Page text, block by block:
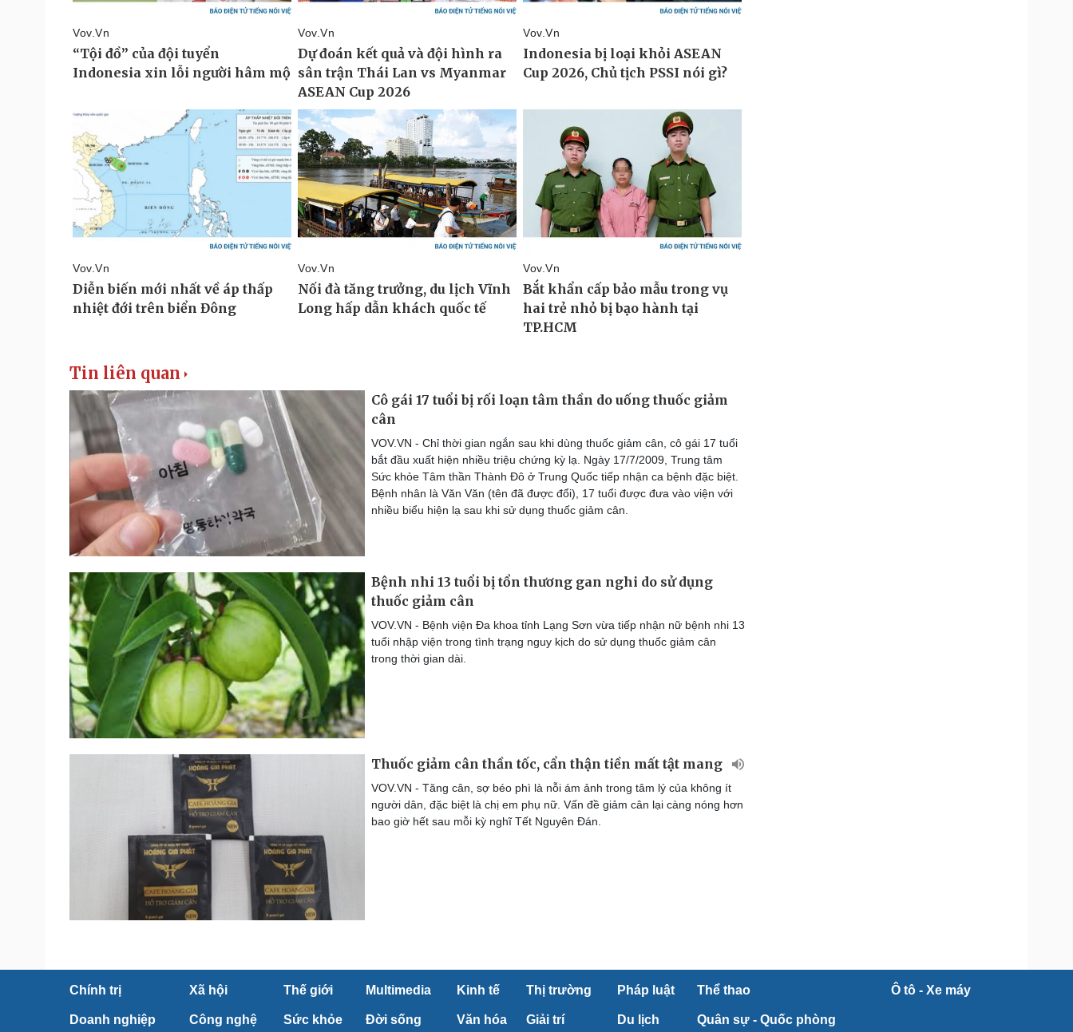
Tin liên quan
Cô gái 17 tuổi bị rối loạn tâm thần do uống thuốc giảm
cân
VOV.VN - Chỉ thời gian ngắn sau khi dùng thuốc giảm cân, cô gái 17 tuổi
bắt đầu xuất hiện nhiều triệu chứng kỳ lạ. Ngày 17/7/2009, Trung tâm
Sức khỏe Tâm thần Thành Đô ở Trung Quốc tiếp nhận ca bệnh đặc biệt.
Bệnh nhân là Văn Văn (tên đã được đổi), 17 tuổi được đưa vào viện với
nhiều biểu hiện lạ sau khi sử dụng thuốc giảm cân.
Bệnh nhi 13 tuổi bị tổn thương gan nghi do sử dụng
thuốc giảm cân
VOV.VN - Bệnh viện Đa khoa tỉnh Lạng Sơn vừa tiếp nhận nữ bệnh nhi 13
tuổi nhập viện trong tình trạng nguy kịch do sử dụng thuốc giảm cân
trong thời gian dài.
Thuốc giảm cân thần tốc, cẩn thận tiền mất tật mang
VOV.VN - Tăng cân, sợ béo phì là nỗi ám ảnh trong tâm lý của không ít
người dân, đặc biệt là chị em phụ nữ. Vấn đề giảm cân lại càng nóng hơn
bao giờ hết sau mỗi kỳ nghĩ Tết Nguyên Đán.
Chính trị Xã hội Thế giới Multimedia Kinh tế Thị trường Pháp luật Thể thao Ô tô - Xe máy
Doanh nghiệp Công nghệ Sức khỏe Đời sống Văn hóa Giải trí Du lịch Quân sự - Quốc phòng